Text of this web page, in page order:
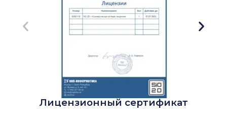
Лицензионный сертификат